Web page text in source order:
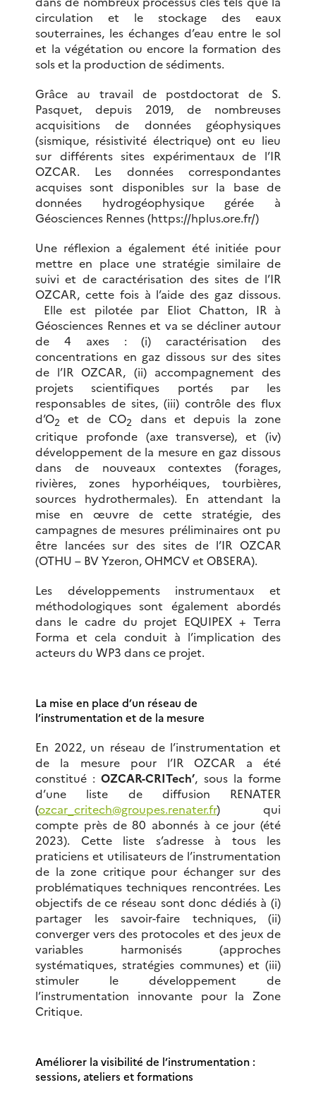
circulation et le stockage des eaux
souterraines, les échanges d’eau entre le sol
et la végétation ou encore la formation des
sols et la production de sédiments.
Grâce au travail de postdoctorat de S.
Pasquet, depuis 2019, de nombreuses
acquisitions de données géophysiques
(sismique, résistivité électrique) ont eu lieu
sur différents sites expérimentaux de l’IR
OZCAR. Les données correspondantes
acquises sont disponibles sur la base de
données hydrogéophysique gérée à
Géosciences Rennes (https://hplus.ore.fr/)
Une réflexion a également été initiée pour
mettre en place une stratégie similaire de
suivi et de caractérisation des sites de l’IR
OZCAR, cette fois à l’aide des gaz dissous.
Elle est pilotée par Eliot Chatton, IR à
Géosciences Rennes et va se décliner autour
de 4 axes : (i) caractérisation des
concentrations en gaz dissous sur des sites
de l’IR OZCAR, (ii) accompagnement des
projets scientifiques portés par les
responsables de sites, (iii) contrôle des flux
d’O2 et de CO2
dans et depuis la zone
critique profonde (axe transverse), et (iv)
développement de la mesure en gaz dissous
dans de nouveaux contextes (forages,
rivières, zones hyporhéiques, tourbières,
sources hydrothermales). En attendant la
mise en œuvre de cette stratégie, des
campagnes de mesures préliminaires ont pu
être lancées sur des sites de l’IR OZCAR
(OTHU – BV Yzeron, OHMCV et OBSERA).
Les développements instrumentaux et
méthodologiques sont également abordés
dans le cadre du projet EQUIPEX + Terra
Forma et cela conduit à l’implication des
acteurs du WP3 dans ce projet.
La mise en place d’un réseau de
l’instrumentation et de la mesure
En 2022, un réseau de l’instrumentation et
de la mesure pour l’IR OZCAR a été
constitué :OZCAR-CRITech’, sous la forme
d’une liste de diffusion RENATER
(ozcar_critech@groupes.renater.fr) qui
compte près de 80 abonnés à ce jour (été
2023). Cette liste s’adresse à tous les
praticiens et utilisateurs de l’instrumentation
de la zone critique pour échanger sur des
problématiques techniques rencontrées. Les
objectifs de ce réseau sont donc dédiés à (i)
partager les savoir-faire techniques, (ii)
converger vers des protocoles et des jeux de
variables harmonisés (approches
systématiques, stratégies communes) et (iii)
stimuler le développement de
l’instrumentation innovante pour la Zone
Critique.
Améliorer la visibilité de l’instrumentation :
sessions, ateliers et formations